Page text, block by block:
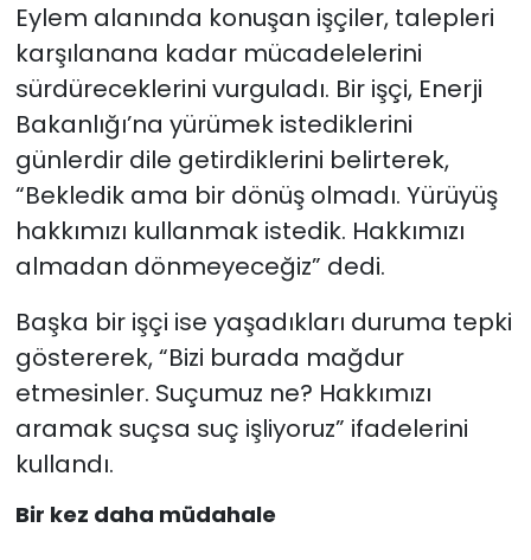
Eylem alanında konuşan işçiler, talepleri
karşılanana kadar mücadelelerini
sürdüreceklerini vurguladı. Bir işçi, Enerji
Bakanlığı’na yürümek istediklerini
günlerdir dile getirdiklerini belirterek,
“Bekledik ama bir dönüş olmadı. Yürüyüş
hakkımızı kullanmak istedik. Hakkımızı
almadan dönmeyeceğiz” dedi.
Başka bir işçi ise yaşadıkları duruma tepki
göstererek, “Bizi burada mağdur
etmesinler. Suçumuz ne? Hakkımızı
aramak suçsa suç işliyoruz” ifadelerini
kullandı.
Bir kez daha müdahale